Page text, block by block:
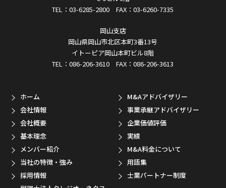
TEL：03-6285-2800 FAX：03-6260-7335
岡山支店
岡山県岡山市北区本町3番13号
イトーピア岡山本町ビル8階
TEL：086-206-3610 FAX：086-206-3613
ホーム
会社情報
会社概要
基本理念
メンバー紹介
当社の特徴・強み
採用情報
M&Aアドバイザリー
事業承継アドバイザリー
企業価値評価
実績
M&A料金について
用語集
士業パートナー制度